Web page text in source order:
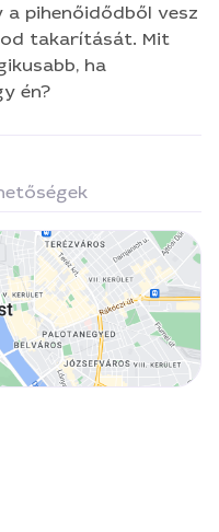
pihenőidődből vesz
takarítását. Mit
ha
én?